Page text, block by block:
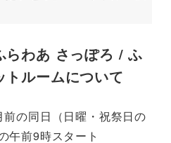
らわあ さっぽろ / ふ
トルームについて
の同日（日曜・祝祭日の
午前9時スタート